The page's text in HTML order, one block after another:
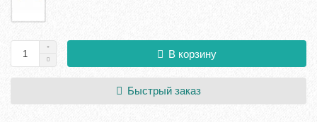
В корзину
Быстрый заказ